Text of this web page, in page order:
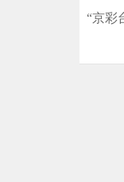
“京彩